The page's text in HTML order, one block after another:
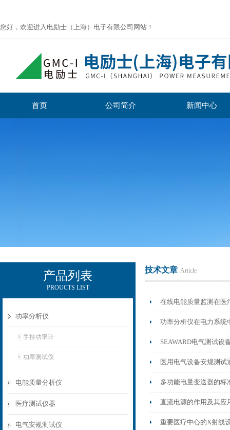
您好，欢迎进入电励士（上海）电子有限公司网站！
首页 公司简介 新闻中心
产品列表
PROUCTS LIST
功率分析仪
手持功率计
功率测试仪
电能质量分析仪
医疗测试仪器
电气安规测试仪
技术文章 Article
在线电能质量监测在医
功率分析仪在电力系统
SEAWARD电气测试设
医用电气设备安规测试
多功能电量变送器的标
直流电源的作用及其应
重要医疗中心的X射线